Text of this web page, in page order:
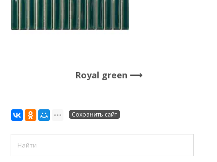
Royal green
Сохранить сайт